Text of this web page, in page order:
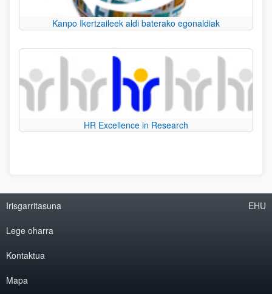
Kanpo Ikertzaileek aldi baterako egonaldiak
HR Excellence in Research
Irisgarritasuna
Lege oharra
Kontaktua
Mapa
EHU